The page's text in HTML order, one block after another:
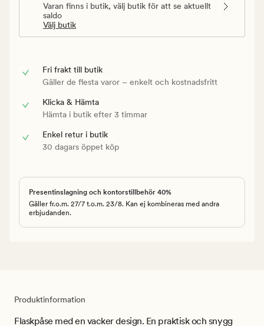
Varan finns i butik, välj butik för att se aktuellt
saldo
Välj butik
Fri frakt till butik
Gäller de flesta varor – enkelt och kostnadsfritt
Klicka & Hämta
Hämta i butik efter 3 timmar
Enkel retur i butik
30 dagars öppet köp
Presentinslagning och kontorstillbehör 40%
Gäller fr.o.m. 27/7 t.o.m. 23/8. Kan ej kombineras med andra
erbjudanden.
Produktinformation
Flaskpåse med en vacker design. En praktisk och snygg